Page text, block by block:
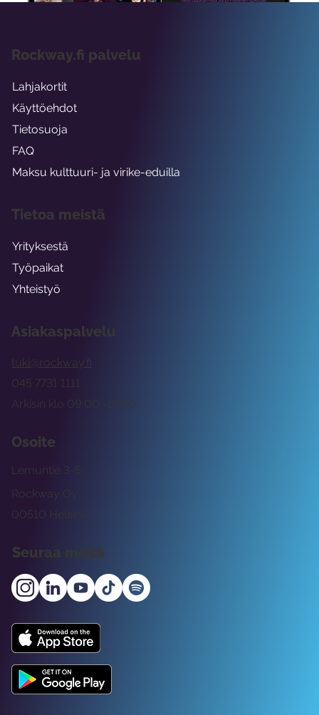
Asiakaspalvelu
tuki@rockway.fi
Arkisin klo 09:00 -15:00
045 7731 1111
Osoite
Rockway Oy
Lemuntie 3-5
00510 Helsinki
Seuraa meitä
Rockway.fi palvelu
Lahjakortit
Käyttöehdot
Tietosuoja
FAQ
Maksu kulttuuri- ja virike-eduilla
Tietoa meistä
Yrityksestä
Työpaikat
Yhteistyö